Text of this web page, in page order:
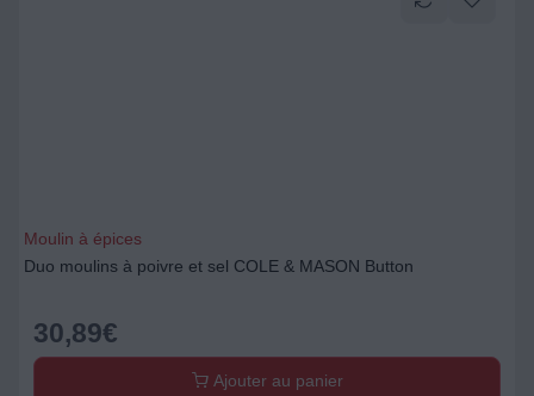
Moulin à épices
Duo moulins à poivre et sel COLE & MASON Button
30,89€
Ajouter au panier